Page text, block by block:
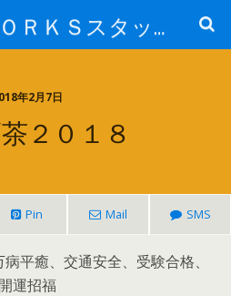
ＨＯＭＥＷＯＲＫＳスタッフ日記ブログ
年2月7日
２０１８
Pin Mail SMS
平癒、交通安全、受験合格、
開運招福